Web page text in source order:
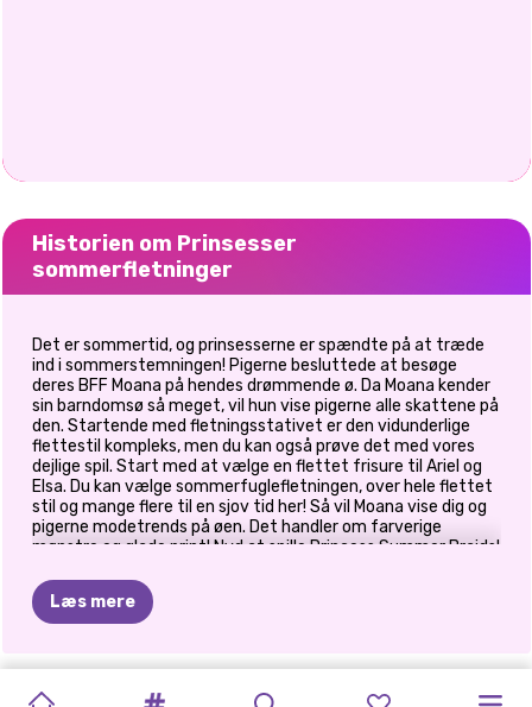
Historien om Prinsesser
sommerfletninger
Det er sommertid, og prinsesserne er spændte på at træde
ind i sommerstemningen! Pigerne besluttede at besøge
deres BFF Moana på hendes drømmende ø. Da Moana kender
sin barndomsø så meget, vil hun vise pigerne alle skattene på
den. Startende med fletningsstativet er den vidunderlige
flettestil kompleks, men du kan også prøve det med vores
dejlige spil. Start med at vælge en flettet frisure til Ariel og
Elsa. Du kan vælge sommerfuglefletningen, over hele flettet
stil og mange flere til en sjov tid her! Så vil Moana vise dig og
pigerne modetrends på øen. Det handler om farverige
mønstre og glade print! Nyd at spille Princess Summer Braids!
Læs mere
PRINSESSER
SØSTRE
ELIZAS PRINCESS BLONDINER